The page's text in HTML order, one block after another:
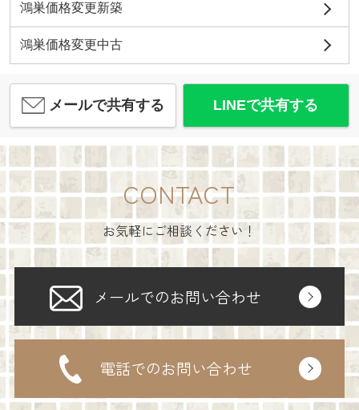
鴻巣価格変更新築
鴻巣価格変更中古
メールで共有する LINEで共有する
CONTACT
お気軽にご相談ください！
メールでのお問い合わせ
電話でのお問い合わせ